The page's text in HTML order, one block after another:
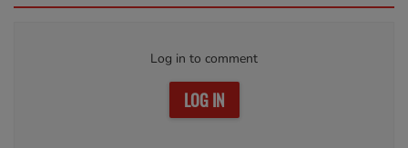
Log in to comment
LOG IN